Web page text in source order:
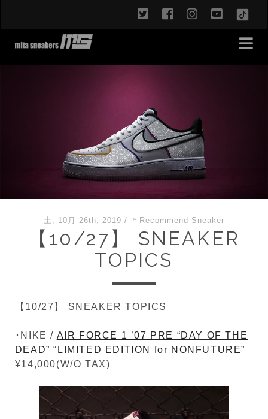
twitterfacebookinstagram
土, 10月 26th, 2019 / ＊Recommend Sneaker
【10/27】 SNEAKER
TOPICS
【10/27】 SNEAKER TOPICS
･NIKE / AIR FORCE 1 ’07 PRE “DAY OF THE
DEAD” “LIMITED EDITION for NONFUTURE”
¥14,000(W/O TAX)